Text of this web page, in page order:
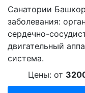
Санатории
заболевания:
сердечно-
двигательный
система.
Цены: от